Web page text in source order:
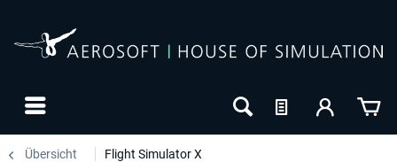
Übersicht Flight Simulator X